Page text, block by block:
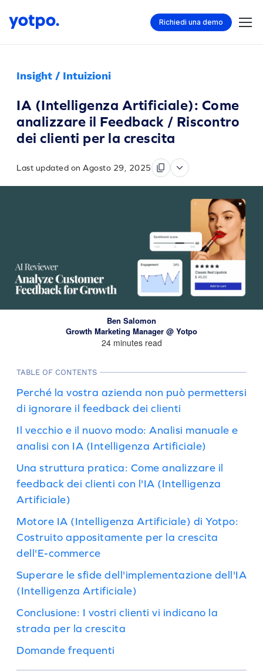
Richiedi una demo
Insight / Intuizioni
IA (Intelligenza Artificiale): Come
analizzare il Feedback / Riscontro
dei clienti per la crescita
Last updated on Agosto 29, 2025
Ben Salomon
Growth Marketing Manager @ Yotpo
24 minutes read
TABLE OF CONTENTS
Perché la vostra azienda non può permettersi
di ignorare il feedback dei clienti
Il vecchio e il nuovo modo: Analisi manuale e
analisi con IA (Intelligenza Artificiale)
Una struttura pratica: Come analizzare il
feedback dei clienti con l'IA (Intelligenza
Artificiale)
Motore IA (Intelligenza Artificiale) di Yotpo:
Costruito appositamente per la crescita
dell'E-commerce
Superare le sfide dell'implementazione dell'IA
(Intelligenza Artificiale)
Conclusione: I vostri clienti vi indicano la
strada per la crescita
Domande frequenti